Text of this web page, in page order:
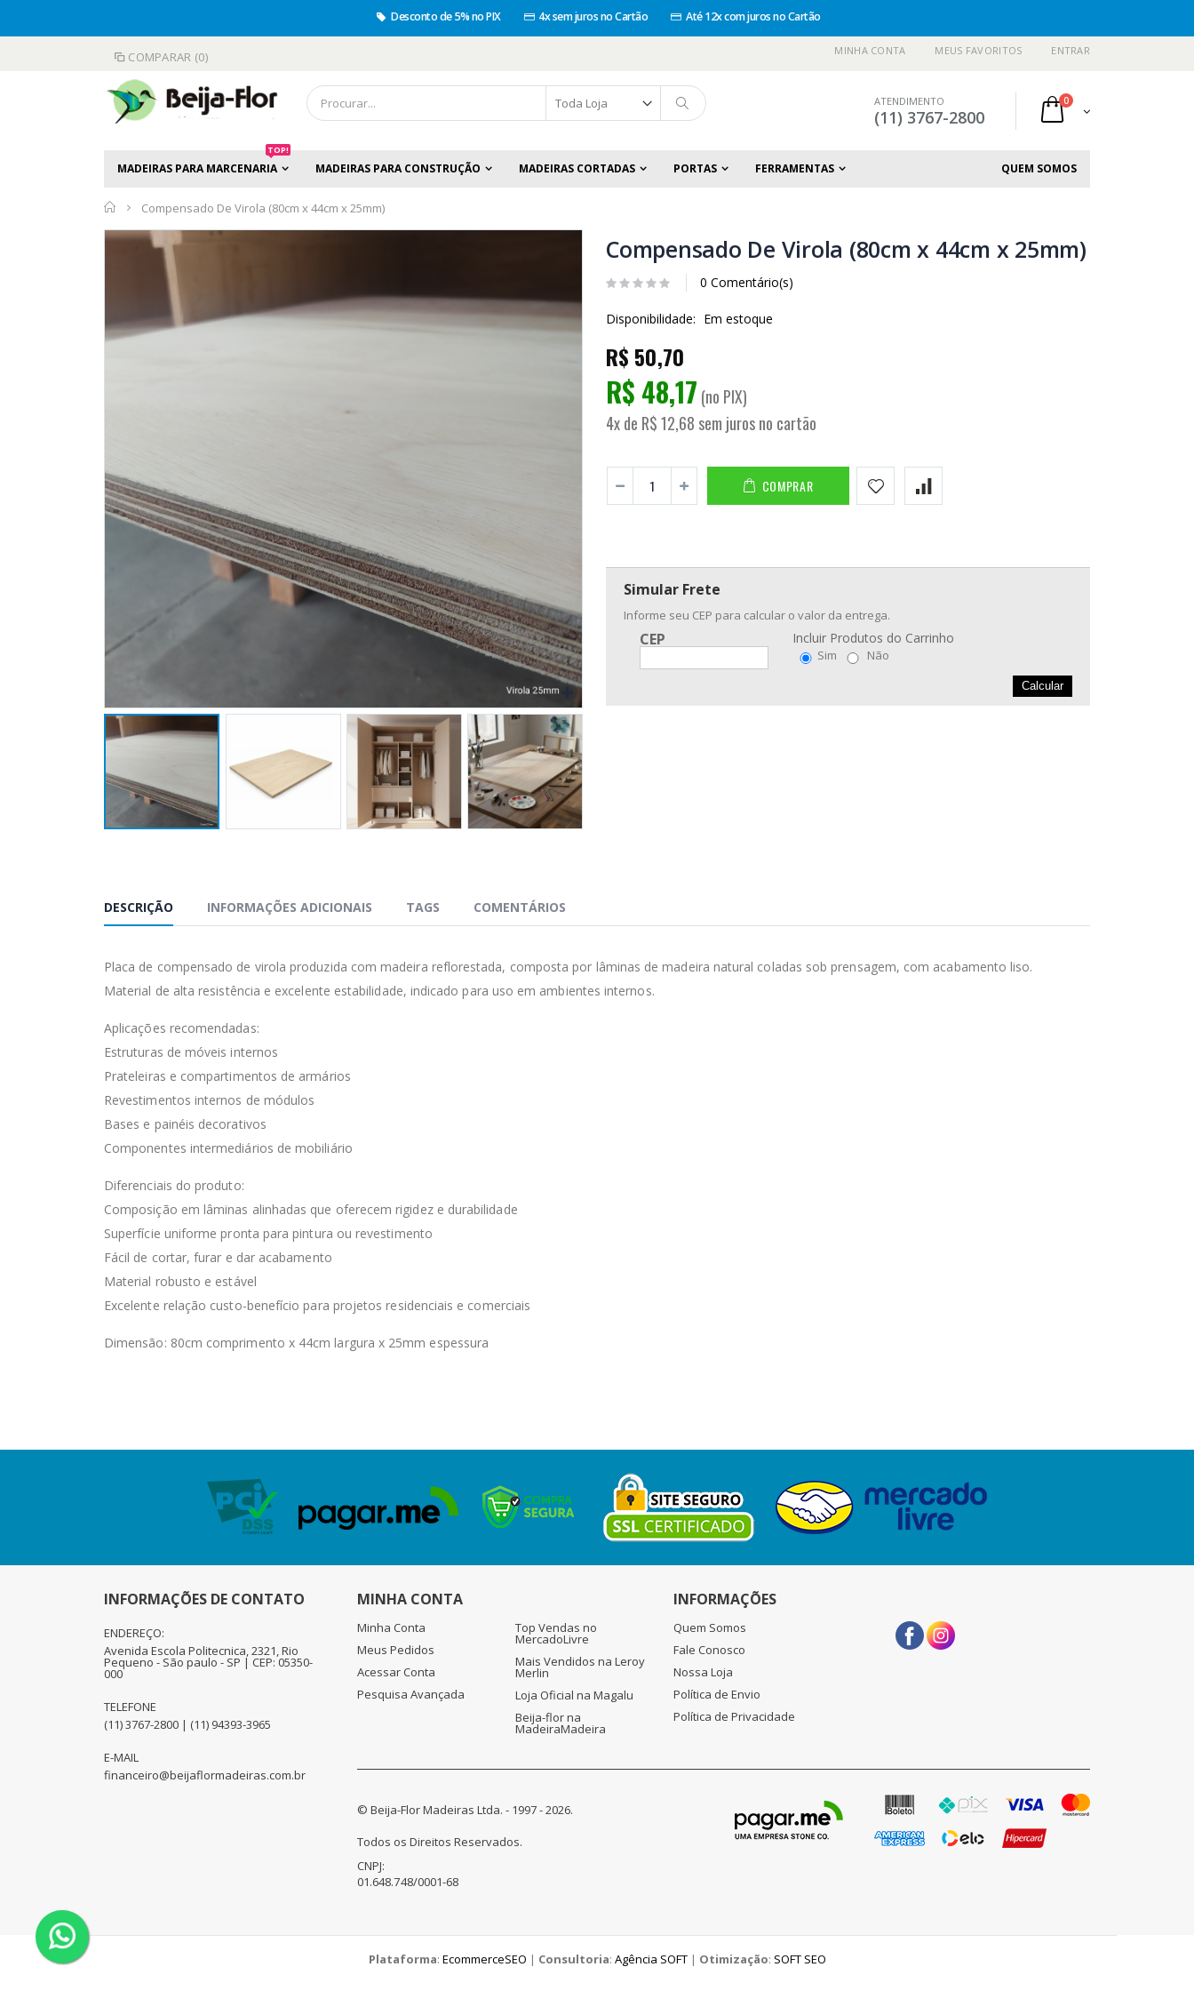
Desconto de 5% no PIX 4x sem juros no Cartão Até 12x com juros no Cartão
COMPARAR (0) MINHA CONTA MEUS FAVORITOS ENTRAR
ATENDIMENTO
(11) 3767-2800
0
MADEIRAS PARA MARCENARIA
TOP!
MADEIRAS PARA CONSTRUÇÃO MADEIRAS CORTADAS PORTAS FERRAMENTAS QUEM SOMOS
Início
Compensado De Virola (80cm x 44cm x 25mm)
Compensado De Virola (80cm x 44cm x 25mm)
0 Comentário(s)
Disponibilidade: Em estoque
R$ 50,70
R$ 48,17 (no PIX)
4x de R$ 12,68 sem juros no cartão
COMPRAR
Simular Frete
Informe seu CEP para calcular o valor da entrega.
CEP Incluir Produtos do Carrinho
Sim Não
Calcular
DESCRIÇÃO INFORMAÇÕES ADICIONAIS TAGS COMENTÁRIOS
Placa de compensado de virola produzida com madeira reflorestada, composta por lâminas de madeira natural coladas sob prensagem, com acabamento liso.
Material de alta resistência e excelente estabilidade, indicado para uso em ambientes internos.
Aplicações recomendadas:
Estruturas de móveis internos
Prateleiras e compartimentos de armários
Revestimentos internos de módulos
Bases e painéis decorativos
Componentes intermediários de mobiliário
Diferenciais do produto:
Composição em lâminas alinhadas que oferecem rigidez e durabilidade
Superfície uniforme pronta para pintura ou revestimento
Fácil de cortar, furar e dar acabamento
Material robusto e estável
Excelente relação custo-benefício para projetos residenciais e comerciais
Dimensão: 80cm comprimento x 44cm largura x 25mm espessura
INFORMAÇÕES DE CONTATO
ENDEREÇO:
Avenida Escola Politecnica, 2321, Rio
Pequeno - São paulo - SP | CEP: 05350-
000
TELEFONE
(11) 3767-2800 | (11) 94393-3965
E-MAIL
financeiro@beijaflormadeiras.com.br
MINHA CONTA
Minha Conta
Meus Pedidos
Acessar Conta
Pesquisa Avançada
Top Vendas no
MercadoLivre
Mais Vendidos na Leroy
Merlin
Loja Oficial na Magalu
Beija-flor na
MadeiraMadeira
INFORMAÇÕES
Quem Somos
Fale Conosco
Nossa Loja
Política de Envio
Política de Privacidade
© Beija-Flor Madeiras Ltda. - 1997 - 2026.
Todos os Direitos Reservados.
CNPJ:
01.648.748/0001-68
Plataforma: EcommerceSEO | Consultoria: Agência SOFT| Otimização: SOFT SEO